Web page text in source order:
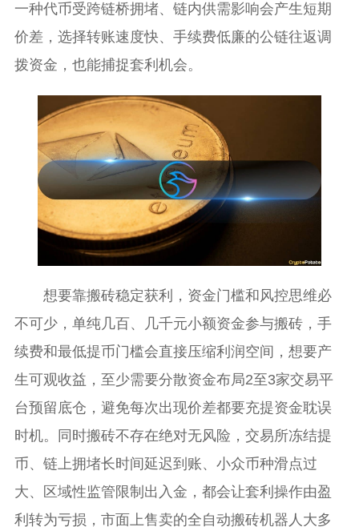
一种代币受跨链桥拥堵、链内供需影响会产生短期
价差，选择转账速度快、手续费低廉的公链往返调
拨资金，也能捕捉套利机会。
想要靠搬砖稳定获利，资金门槛和风控思维必
不可少，单纯几百、几千元小额资金参与搬砖，手
续费和最低提币门槛会直接压缩利润空间，想要产
生可观收益，至少需要分散资金布局2至3家交易平
台预留底仓，避免每次出现价差都要充提资金耽误
时机。同时搬砖不存在绝对无风险，交易所冻结提
币、链上拥堵长时间延迟到账、小众币种滑点过
大、区域性监管限制出入金，都会让套利操作由盈
利转为亏损，市面上售卖的全自动搬砖机器人大多